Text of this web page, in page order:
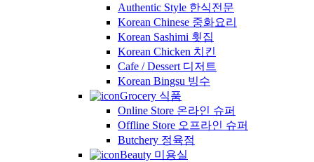
Authentic Style 한식전문
Korean Chinese 중화요리
Korean Sashimi 횟집
Korean Chicken 치킨
Cafe / Dessert 디저트
Korean Bingsu 빙수
Grocery 식품
Online Store 온라인 슈퍼
Offline Store 오프라인 슈퍼
Butchery 정육점
Beauty 미용실